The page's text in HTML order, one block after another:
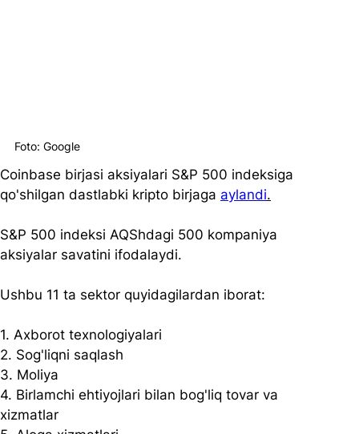
Coinbase birjasi aksiyalari S&P 500 indeksiga
qo'shilgan dastlabki kripto birjaga aylandi.
S&P 500 indeksi AQShdagi 500 kompaniya
aksiyalar savatini ifodalaydi.
Ushbu 11 ta sektor quyidagilardan iborat:
1. Axborot texnologiyalari
2. Sog'liqni saqlash
3. Moliya
4. Birlamchi ehtiyojlari bilan bog'liq tovar va
xizmatlar
Foto: Google